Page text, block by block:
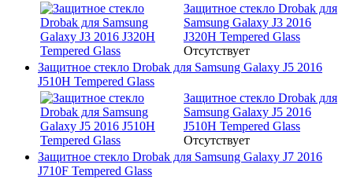
Защитное стекло Drobak для
Samsung Galaxy J3 2016
J320H Tempered Glass
Отсутствует
Защитное стекло Drobak для Samsung Galaxy J5 2016
J510H Tempered Glass
Защитное стекло Drobak для
Samsung Galaxy J5 2016
J510H Tempered Glass
Отсутствует
Защитное стекло Drobak для Samsung Galaxy J7 2016
J710F Tempered Glass